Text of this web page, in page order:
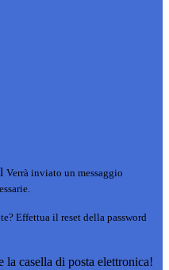
Verrà inviato un messaggio
Effettua il reset della password
casella di posta elettronica!